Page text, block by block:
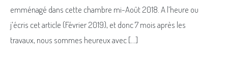
emménagé dans cette chambre mi-Août 2018. A l’heure ou
j’écris cet article (Février 2019), et donc 7 mois après les
travaux, nous sommes heureux avec […]